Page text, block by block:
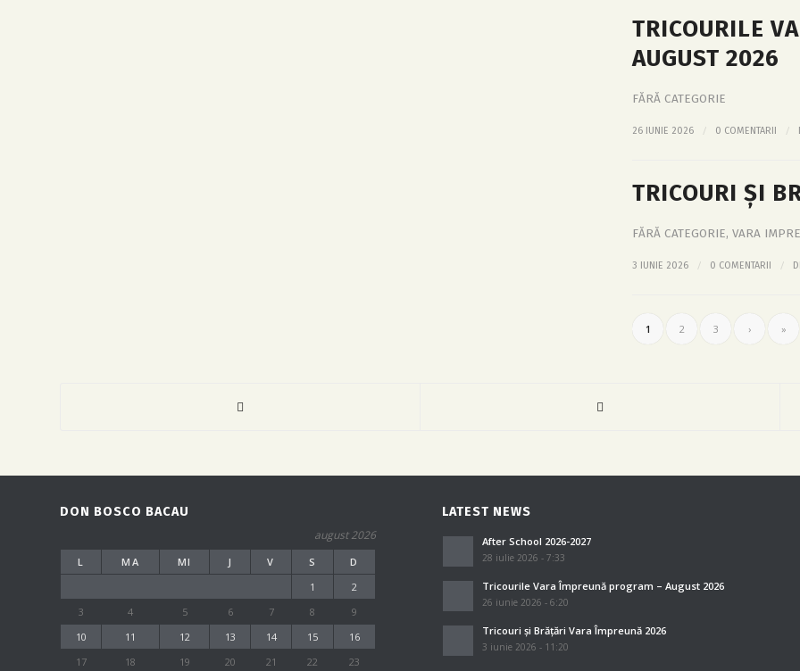
TRICOURILE
AUGUST 2026
FĂRĂ CATEGORIE
26 IUNIE 2026 / 0 COMENTARII /
TRICOURI ȘI
FĂRĂ CATEGORIE,VARA
3 IUNIE 2026 / 0 COMENTARII /
1 2 3 › »
DON BOSCO BACAU
august 2026
L MA MI J V S
D
1
2
3
4 5 6 7 8
9
10
11 12 13 14 15
16
17
18 19 20 21 22 23
LATEST NEWS
After School 2026-2027
28 iulie 2026 - 7:33
Tricourile Vara Împreună program – August 2026
26 iunie 2026 - 6:20
Tricouri și Brățări Vara Împreună 2026
3 iunie 2026 - 11:20